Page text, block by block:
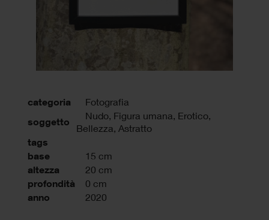
categoria Fotografia
soggetto
Nudo, Figura umana, Erotico,
Bellezza, Astratto
tags
base
15 cm
altezza 20 cm
profondità 0 cm
anno 2020